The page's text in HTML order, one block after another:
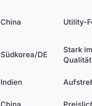
China Utility-
Südkorea/DE
Stark
Indien